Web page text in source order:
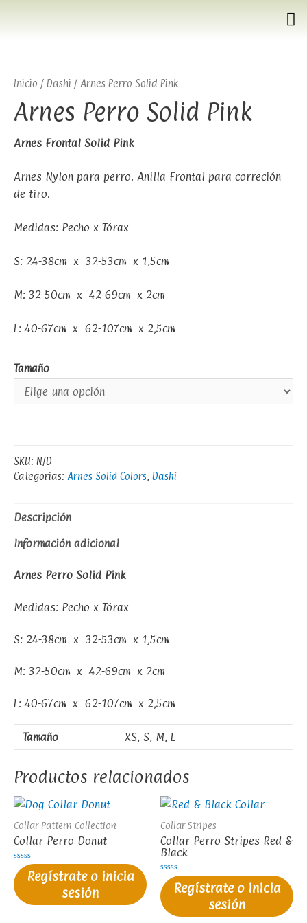
Inicio / Dashi / Arnes Perro Solid Pink
Arnes Perro Solid Pink
Arnes Frontal Solid Pink
Arnes Nylon para perro. Anilla Frontal para correción
de tiro.
Medidas: Pecho x Tórax
S: 24-38cm x 32-53cm x 1,5cm
M: 32-50cm x 42-69cm x 2cm
L: 40-67cm x 62-107cm x 2,5cm
Tamaño
SKU: N/D
Categorías: Arnes Solid Colors, Dashi
Descripción
Información adicional
Arnes Perro Solid Pink
Medidas: Pecho x Tórax
S: 24-38cm x 32-53cm x 1,5cm
M: 32-50cm x 42-69cm x 2cm
L: 40-67cm x 62-107cm x 2,5cm
Tamaño XS, S, M, L
Productos relacionados
Collar Pattern Collection
Collar Perro Donut
Valorado
en
0
de
5
Regístrate o inicia
sesión
Collar Stripes
Collar Perro Stripes Red &
Black
Valorado
en
0
de
5
Regístrate o inicia
sesión